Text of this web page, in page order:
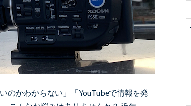
のかわからない」「YouTubeで情報を発